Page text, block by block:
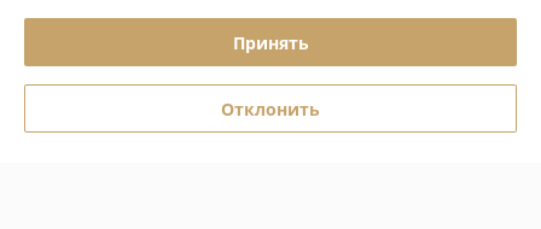
Политика обработки cookies
Сайт создан на платформе Deal.by
Принять
Отклонить